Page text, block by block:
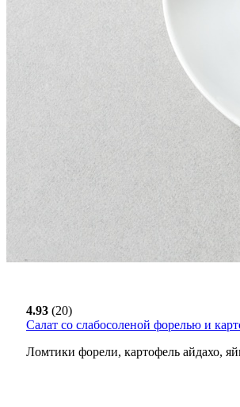
4.93 (20)
Салат со слабосоленой форелью и
Ломтики форели, картофель айдахо,